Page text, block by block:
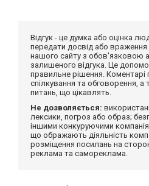
Відгук - це думка або оцінка
передати досвід або
нашого сайту з обов'язковою
залишеного відгука. Це
правильне рішення. Коментарі
спілкування та обговорення,
питань, що цікавлять.
Не дозволяється:
лексики, погроз або образ;
іншими конкуруючими
що ображають діяльність
розміщення посилань на
реклама та самореклама.